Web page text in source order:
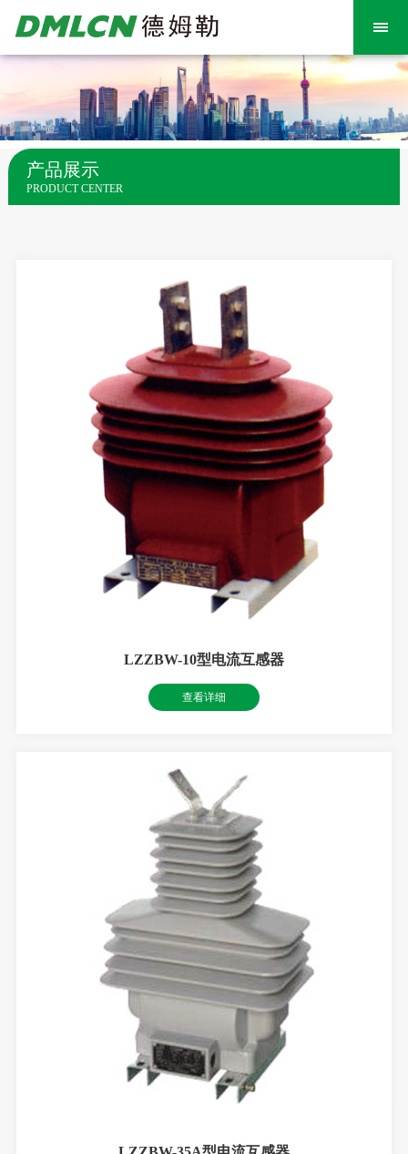
产品展示
PRODUCT CENTER
LZZBW-10型电流互感器
查看详细